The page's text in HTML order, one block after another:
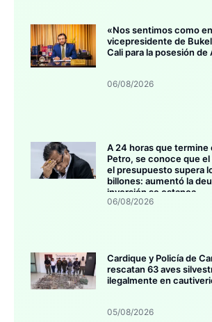
«Nos sentimos como
vicepresidente de
Cali para la posesión de
06/08/2026
A 24 horas que termine
Petro, se conoce que
el presupuesto supera
billones: aumentó la
inversión se estanca
06/08/2026
Cardique y Policía de
rescatan 63 aves
ilegalmente en
05/08/2026